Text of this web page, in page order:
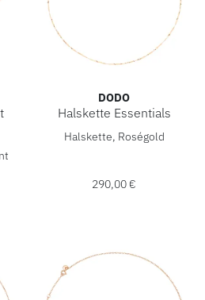
mit Stopper, Ref: DBC0006-
DODO
Halskette Essentials
DoDo Halskette Essentials,
Halskette, Roségold
290,00 €